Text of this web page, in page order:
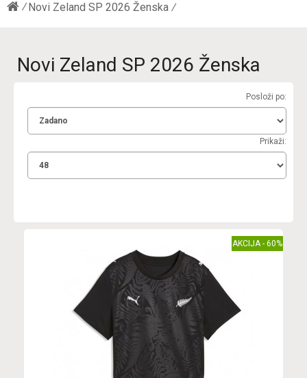
Novi Zeland SP 2026 Ženska
Novi Zeland SP 2026 Ženska
Posloži po:
Prikaži:
AKCIJA - 60%